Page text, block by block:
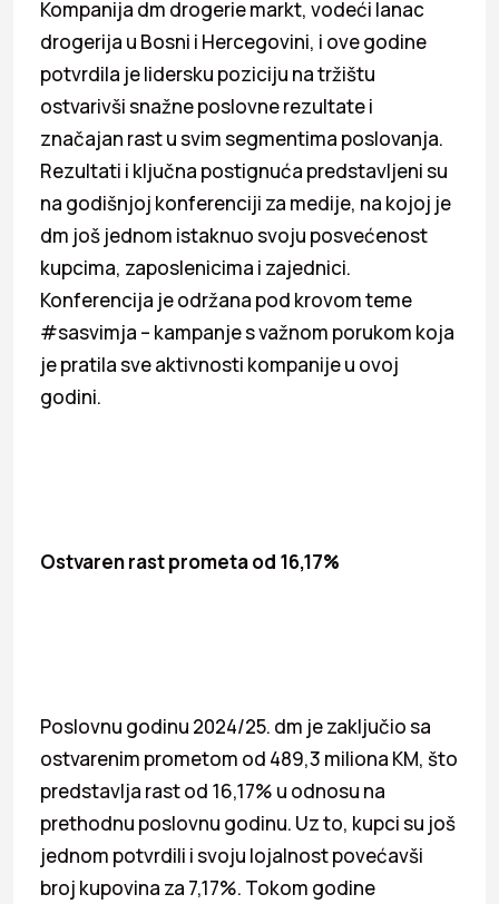
Kompanija dm drogerie markt, vodeći lanac
drogerija u Bosni i Hercegovini, i ove godine
potvrdila je lidersku poziciju na tržištu
ostvarivši snažne poslovne rezultate i
značajan rast u svim segmentima poslovanja.
Rezultati i ključna postignuća predstavljeni su
na godišnjoj konferenciji za medije, na kojoj je
dm još jednom istaknuo svoju posvećenost
kupcima, zaposlenicima i zajednici.
Konferencija je održana pod krovom teme
#sasvimja – kampanje s važnom porukom koja
je pratila sve aktivnosti kompanije u ovoj
godini.
Ostvaren rast prometa od 16,17%
Poslovnu godinu 2024/25. dm je zaključio sa
ostvarenim prometom od 489,3 miliona KM, što
predstavlja rast od 16,17% u odnosu na
prethodnu poslovnu godinu. Uz to, kupci su još
jednom potvrdili i svoju lojalnost povećavši
broj kupovina za 7,17%. Tokom godine